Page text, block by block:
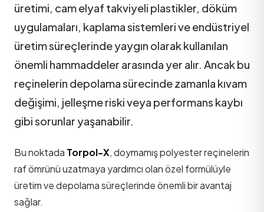
üretimi, cam elyaf takviyeli plastikler, döküm
uygulamaları, kaplama sistemleri ve endüstriyel
üretim süreçlerinde yaygın olarak kullanılan
önemli hammaddeler arasında yer alır. Ancak bu
reçinelerin depolama sürecinde zamanla kıvam
değişimi, jelleşme riski veya performans kaybı
gibi sorunlar yaşanabilir.
Bu noktada Torpol-X, doymamış polyester reçinelerin
raf ömrünü uzatmaya yardımcı olan özel formülüyle
üretim ve depolama süreçlerinde önemli bir avantaj
sağlar.